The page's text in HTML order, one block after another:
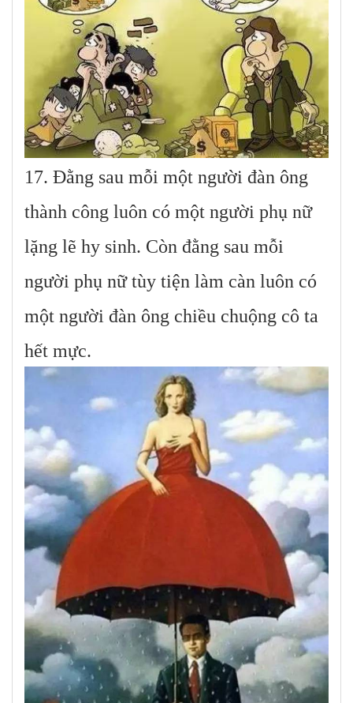
17. Đằng sau mỗi một người đàn ông
thành công luôn có một người phụ nữ
lặng lẽ hy sinh. Còn đằng sau mỗi
người phụ nữ tùy tiện làm càn luôn có
một người đàn ông chiều chuộng cô ta
hết mực.